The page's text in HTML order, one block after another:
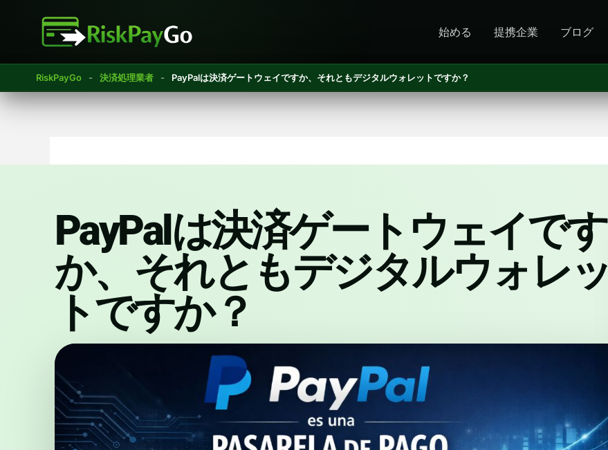
始める 提携企業 ブログ
RiskPayGo - 決済処理業者 - PayPalは決済ゲートウェイですか、それともデジタルウォレットですか？
ン
へ
PayPalは決済ゲートウェイです
か、それともデジタルウォレッ
トですか？